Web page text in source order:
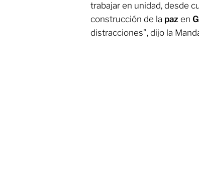
trabajar en unidad, desde
construcción de la paz en
distracciones”, dijo la